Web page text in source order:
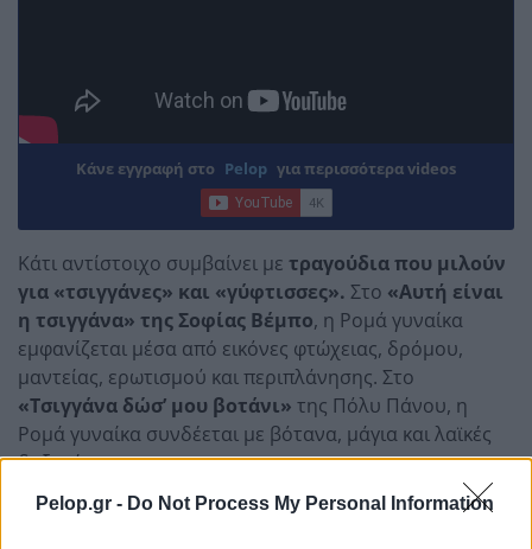
Pelop.gr - Do Not Process My Personal Information
Κάνε εγγραφή στο Pelop για περισσότερα videos
Κάτι αντίστοιχο συμβαίνει με τραγούδια που μιλούν
για «τσιγγάνες» και «γύφτισσες». Στο «Αυτή είναι
η τσιγγάνα» της Σοφίας Βέμπο, η Ρομά γυναίκα
εμφανίζεται μέσα από εικόνες φτώχειας, δρόμου,
μαντείας, ερωτισμού και περιπλάνησης. Στο
«Τσιγγάνα δώσ’ μου βοτάνι» της Πόλυ Πάνου, η
Ρομά γυναίκα συνδέεται με βότανα, μάγια και λαϊκές
δοξασίες.
Η «τσιγγάνα» σε αυτά τα τραγούδια σπάνια έχει